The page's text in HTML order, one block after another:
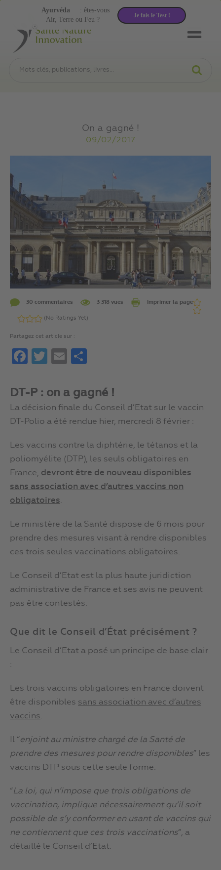
On a gagné !
09/02/2017
30 commentaires 3 318 vues Imprimer la page
(No Ratings Yet)
Partagez cet article sur :
FacebookTwitterEmail
DT-P : on a gagné !
La décision finale du Conseil d’Etat sur le vaccin
DT-Polio a été rendue hier, mercredi 8 février :
Les vaccins contre la diphtérie, le tétanos et la
poliomyélite (DTP), les seuls obligatoires en
France, devront être de nouveau disponibles
sans association avec d’autres vaccins non
obligatoires.
Le ministère de la Santé dispose de 6 mois pour
prendre des mesures visant à rendre disponibles
ces trois seules vaccinations obligatoires.
Le Conseil d’Etat est la plus haute juridiction
administrative de France et ses avis ne peuvent
pas être contestés.
Que dit le Conseil d’État précisément ?
Le Conseil d’Etat a posé un principe de base clair
:
Les trois vaccins obligatoires en France doivent
être disponibles sans association avec d’autres
vaccins.
Il “enjoint au ministre chargé de la Santé de
prendre des mesures pour rendre disponibles” les
vaccins DTP sous cette seule forme.
“La loi, qui n’impose que trois obligations de
vaccination, implique nécessairement qu’il soit
possible de s’y conformer en usant de vaccins qui
ne contiennent que ces trois vaccinations“, a
détaillé le Conseil d’Etat.
Air, Terre ou Feu ?
Ayurvéda : êtes-vous
Je fais le Test !